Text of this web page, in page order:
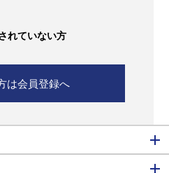
れていない方
は会員登録へ